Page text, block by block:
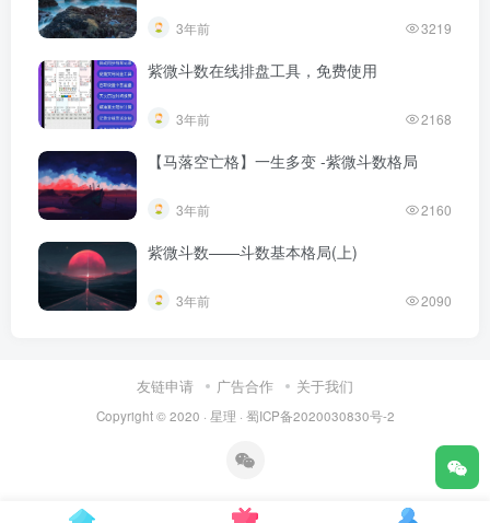
3年前 3219
紫微斗数在线排盘工具，免费使用
3年前 2168
【马落空亡格】一生多变 -紫微斗数格局
3年前 2160
紫微斗数——斗数基本格局(上)
3年前 2090
友链申请 广告合作 关于我们
Copyright © 2020 · 星理 · 蜀ICP备2020030830号-2